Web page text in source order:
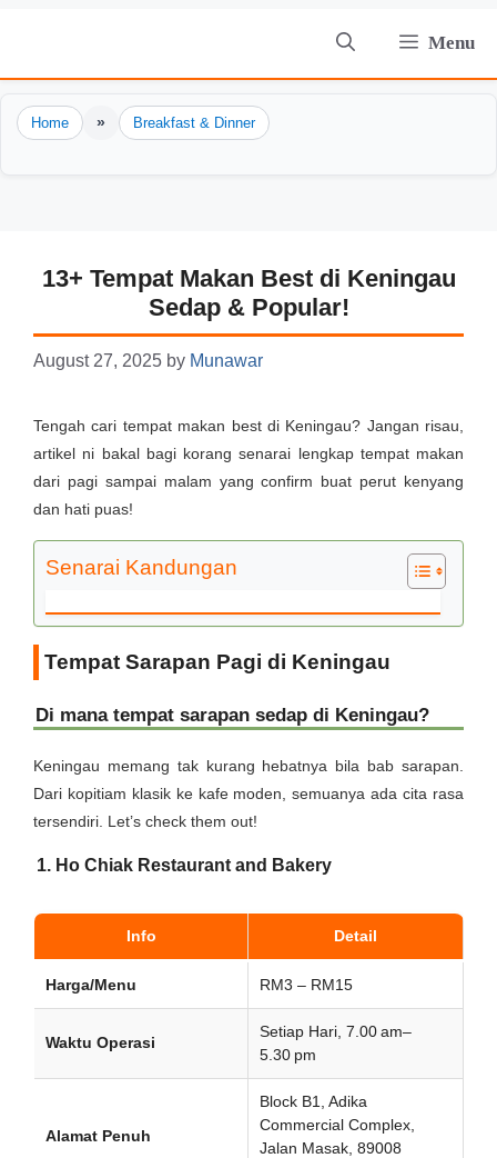
content
Menu
Home » Breakfast & Dinner
13+ Tempat Makan Best di Keningau
Sedap & Popular!
August 27, 2025 by Munawar
Tengah cari tempat makan best di Keningau? Jangan risau,
artikel ni bakal bagi korang senarai lengkap tempat makan
dari pagi sampai malam yang confirm buat perut kenyang
dan hati puas!
Senarai Kandungan
Tempat Sarapan Pagi di Keningau
Di mana tempat sarapan sedap di Keningau?
Keningau memang tak kurang hebatnya bila bab sarapan.
Dari kopitiam klasik ke kafe moden, semuanya ada cita rasa
tersendiri. Let’s check them out!
1. Ho Chiak Restaurant and Bakery
Info Detail
Harga/Menu RM3 – RM15
Waktu Operasi
Setiap Hari, 7.00 am–
5.30 pm
Alamat Penuh
Block B1, Adika
Commercial Complex,
Jalan Masak, 89008